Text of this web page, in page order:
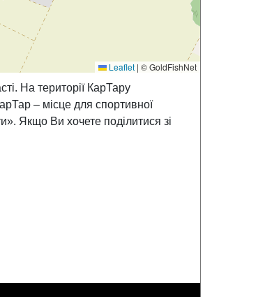
Leaflet | © GoldFishNet
На території КарТару
– місце для спортивної
Якщо Ви хочете поділитися зі